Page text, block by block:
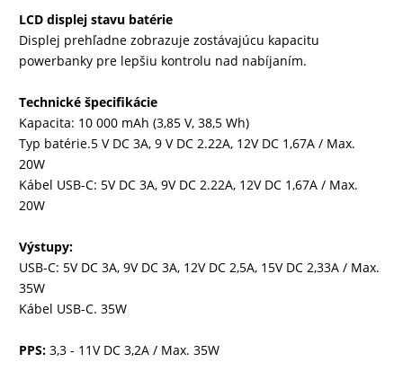
LCD displej stavu batérie
Displej prehľadne zobrazuje zostávajúcu kapacitu
powerbanky pre lepšiu kontrolu nad nabíjaním.
Technické špecifikácie
Kapacita: 10 000 mAh (3,85 V, 38,5 Wh)
Typ batérie.5 V DC 3A, 9 V DC 2.22A, 12V DC 1,67A / Max.
20W
Kábel USB-C: 5V DC 3A, 9V DC 2.22A, 12V DC 1,67A / Max.
20W
Výstupy:
USB-C: 5V DC 3A, 9V DC 3A, 12V DC 2,5A, 15V DC 2,33A / Max.
35W
Kábel USB-C. 35W
PPS: 3,3 - 11V DC 3,2A / Max. 35W